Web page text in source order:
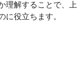
理解することで、上
に役立ちます。